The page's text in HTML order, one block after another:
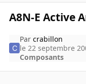
A8N-E Active
Parcrabillon
le 22 septembre
Composants